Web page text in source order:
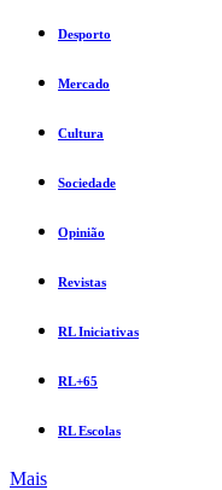
Desporto
Mercado
Cultura
Sociedade
Opinião
Revistas
RL Iniciativas
RL+65
RL Escolas
Mais